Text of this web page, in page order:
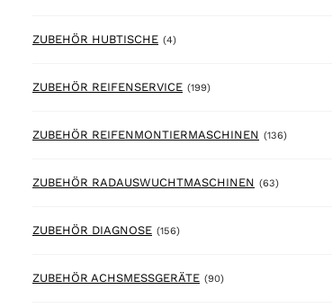
ZUBEHÖR HUBTISCHE (4)4 products
ZUBEHÖR REIFENSERVICE (199)199 products
ZUBEHÖR REIFENMONTIERMASCHINEN (136)136
ZUBEHÖR RADAUSWUCHTMASCHINEN (63)63
ZUBEHÖR DIAGNOSE (156)156 products
ZUBEHÖR ACHSMESSGERÄTE (90)90 products